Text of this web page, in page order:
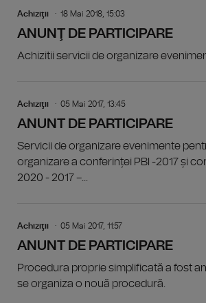
Achiziţii 18 Mai 2018, 15:03
ANUNŢ DE PARTICIPARE
Achizitii servicii de organizare
Achiziţii 05 Mai 2017, 13:45
ANUNT DE PARTICIPARE
Servicii de organizare evenimente
organizare a conferinței PBI -2017 și
2020 - 2017 –...
Achiziţii 05 Mai 2017, 11:57
ANUNT DE PARTICIPARE
Procedura proprie simplificată a fost
se organiza o nouă procedură.